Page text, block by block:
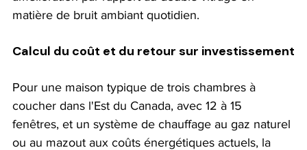
matière de bruit ambiant quotidien.
Calcul du coût et du retour sur investissement
Pour une maison typique de trois chambres à
coucher dans l'Est du Canada, avec 12 à 15
fenêtres, et un système de chauffage au gaz naturel
ou au mazout aux coûts énergétiques actuels, la